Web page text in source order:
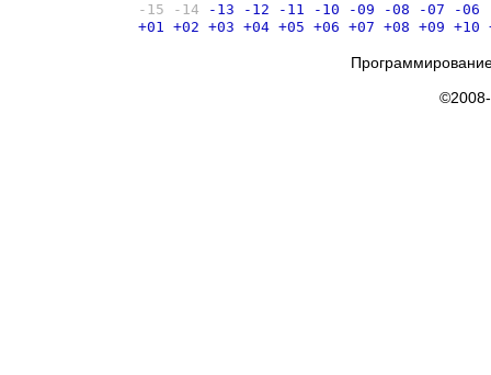
-15 -14 -13 -12 -11 -10 -09 -08 -07 -06
+01 +02 +03 +04 +05 +06 +07 +08 +09 +10